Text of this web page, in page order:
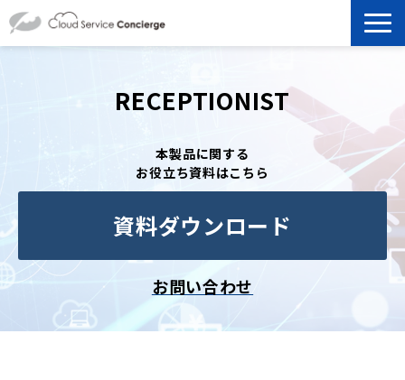
お役立ち記事
セミナー
よくあるご質問
RECEPTIONIST
本製品に関する
お役立ち資料はこちら
資料ダウンロード
お問い合わせ